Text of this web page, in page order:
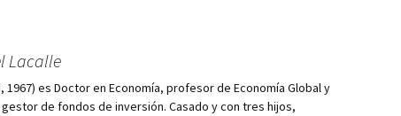
Lacalle
1967) es Doctor en Economía, profesor de Economía Global y
de fondos de inversión. Casado y con tres hijos,